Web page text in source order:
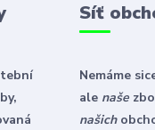
Síť
Nemáme
ale naše
našich